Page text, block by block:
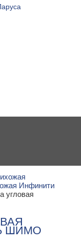
Инфинити
угловая
ШИМО